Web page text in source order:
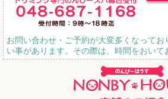
お問い合わせ・ご予約が大変多くなってお
い事があります。その際は、時間をおいて